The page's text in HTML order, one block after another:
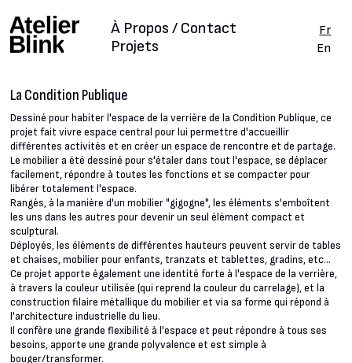
Projets
À Propos / Contact
Fr
En
La Condition Publique
Dessiné pour habiter l'espace de la verrière de la Condition Publique, ce
projet fait vivre espace central pour lui permettre d'accueillir
différentes activités et en créer un espace de rencontre et de partage.
Le mobilier a été dessiné pour s'étaler dans tout l'espace, se déplacer
facilement, répondre à toutes les fonctions et se compacter pour
libérer totalement l'espace.
Rangés, à la manière d'un mobilier "gigogne", les éléments s'emboîtent
les uns dans les autres pour devenir un seul élément compact et
sculptural.
Déployés, les éléments de différentes hauteurs peuvent servir de tables
et chaises, mobilier pour enfants, tranzats et tablettes, gradins, etc...
Ce projet apporte également une identité forte à l'espace de la verrière,
à travers la couleur utilisée (qui reprend la couleur du carrelage), et la
construction filaire métallique du mobilier et via sa forme qui répond à
l'architecture industrielle du lieu.
Il confère une grande flexibilité à l'espace et peut répondre à tous ses
besoins, apporte une grande polyvalence et est simple à
bouger/transformer.